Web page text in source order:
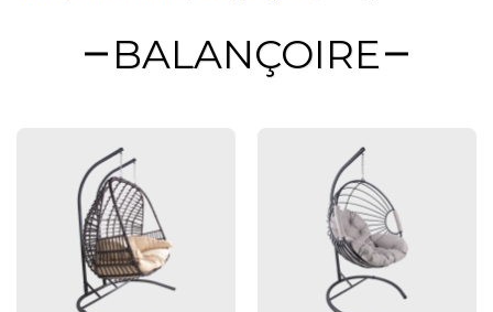
BALANÇOIRE